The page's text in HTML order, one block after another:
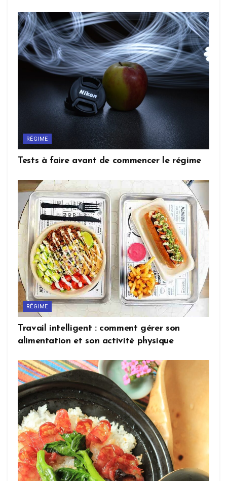
RÉGIME
Tests à faire avant de commencer le régime
RÉGIME
Travail intelligent : comment gérer son
alimentation et son activité physique